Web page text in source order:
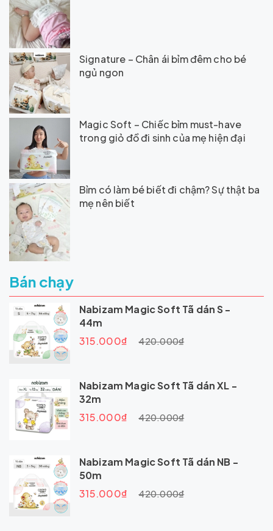
Signature – Chân ái bỉm đêm cho bé
ngủ ngon
Magic Soft – Chiếc bỉm must-have
trong giỏ đồ đi sinh của mẹ hiện đại
Bỉm có làm bé biết đi chậm? Sự thật ba
mẹ nên biết
Bán chạy
Nabizam Magic Soft Tã dán S -
44m
315.000₫
420.000₫
Nabizam Magic Soft Tã dán XL -
32m
315.000₫
420.000₫
Nabizam Magic Soft Tã dán NB -
50m
315.000₫
420.000₫